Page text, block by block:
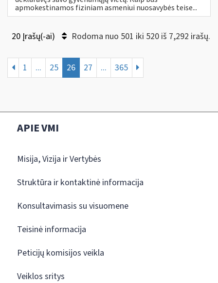
apmokestinamos fiziniam asmeniui nuosavybės teise...
20 Įrašų(-ai) Rodoma nuo 501 iki 520 iš 7,292 irašų.
1 ... 25 26 27 ... 365
APIE VMI
Misija, Vizija ir Vertybės
Struktūra ir kontaktinė informacija
Konsultavimasis su visuomene
Teisinė informacija
Peticijų komisijos veikla
Veiklos sritys